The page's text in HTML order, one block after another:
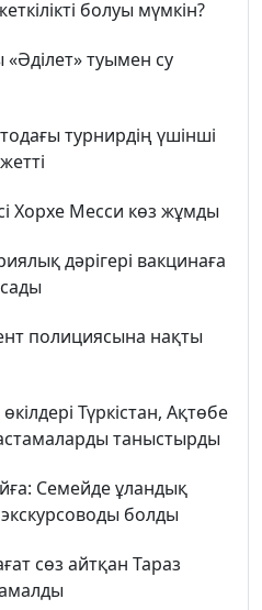
болуы мүмкін?
туымен су
турнирдің үшінші
Хорхе Месси көз жұмды
дәрігері вакцинаға
полициясына нақты
Түркістан, Ақтөбе
таныстырды
Семейде ұландық
болды
сөз айтқан Тараз